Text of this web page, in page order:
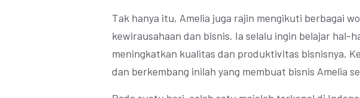
Tak hanya itu, Amelia juga rajin mengikuti berbagai
kewirausahaan dan bisnis. Ia selalu ingin belajar hal-
meningkatkan kualitas dan produktivitas bisnisnya.
dan berkembang inilah yang membuat bisnis Amelia